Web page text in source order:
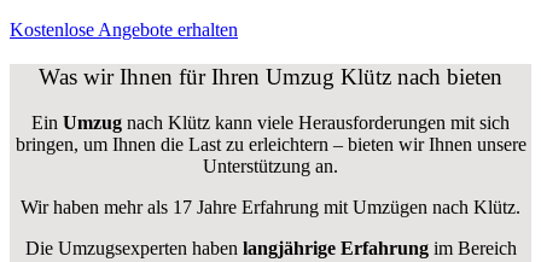
Kostenlose Angebote erhalten
Was wir Ihnen für Ihren Umzug Klütz nach bieten
Ein Umzug nach Klütz kann viele Herausforderungen mit sich
bringen, um Ihnen die Last zu erleichtern – bieten wir Ihnen unsere
Unterstützung an.
Wir haben mehr als 17 Jahre Erfahrung mit Umzügen nach Klütz.
Die Umzugsexperten haben langjährige Erfahrungim Bereich